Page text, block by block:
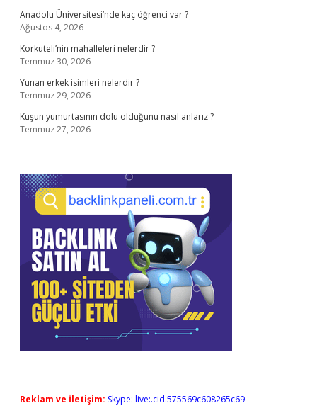
Anadolu Üniversitesi’nde kaç öğrenci var ?
Ağustos 4, 2026
Korkuteli’nin mahalleleri nelerdir ?
Temmuz 30, 2026
Yunan erkek isimleri nelerdir ?
Temmuz 29, 2026
Kuşun yumurtasının dolu olduğunu nasıl anlarız ?
Temmuz 27, 2026
Reklam ve İletişim: Skype: live:.cid.575569c608265c69